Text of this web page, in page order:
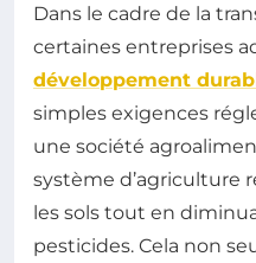
Dans le cadre de la
certaines entreprises
développement
simples exigences
une société
système d’agriculture
les sols tout en
pesticides. Cela non